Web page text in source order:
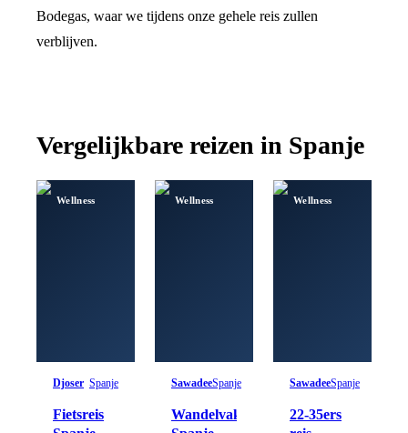
Bodegas, waar we tijdens onze gehele reis zullen
verblijven.
Vergelijkbare reizen in Spanje
Wellness
Djoser Spanje
Fietsreis
Wellness
SawadeeSpanje
Wandelvakantie
Wellness
SawadeeSpanje
22-35ers